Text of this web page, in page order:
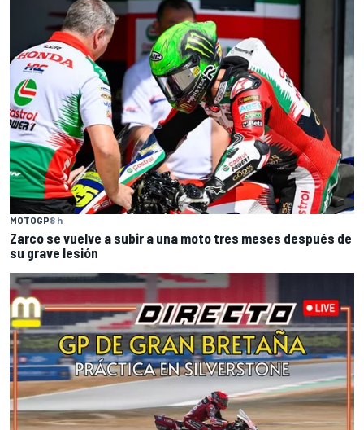
MOTOGP8 h
Zarco se vuelve a subir a una moto tres meses después de
su grave lesión